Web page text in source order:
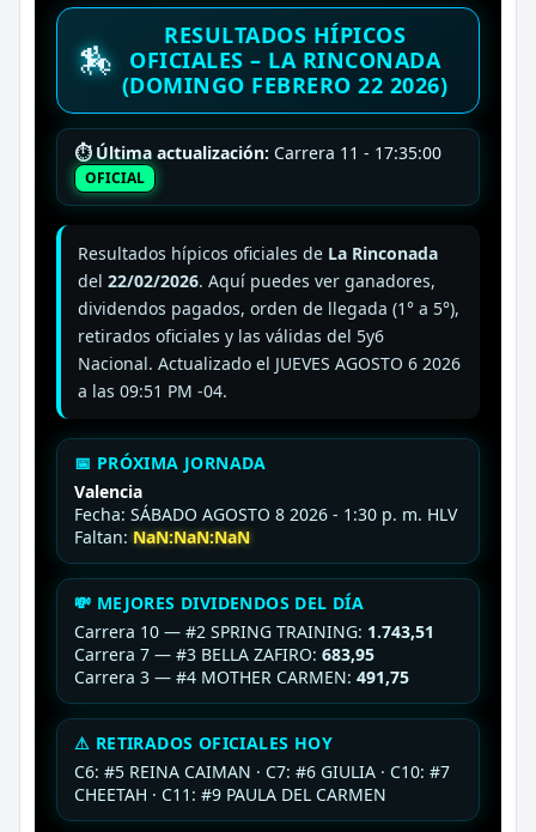
🏇
RESULTADOS HÍPICOS
OFICIALES – LA RINCONADA
(DOMINGO FEBRERO 22 2026)
⏱ Última actualización: Carrera 11 - 17:35:00
OFICIAL
Resultados hípicos oficiales de La Rinconada
del 22/02/2026. Aquí puedes ver ganadores,
dividendos pagados, orden de llegada (1° a 5°),
retirados oficiales y las válidas del 5y6
Nacional. Actualizado el JUEVES AGOSTO 6 2026
a las 09:51 PM -04.
📅 PRÓXIMA JORNADA
Valencia
Fecha: SÁBADO AGOSTO 8 2026 - 1:30 p. m. HLV
Faltan: NaN:NaN:NaN
💸 MEJORES DIVIDENDOS DEL DÍA
Carrera 10 — #2 SPRING TRAINING: 1.743,51
Carrera 7 — #3 BELLA ZAFIRO: 683,95
Carrera 3 — #4 MOTHER CARMEN: 491,75
⚠ RETIRADOS OFICIALES HOY
C6: #5 REINA CAIMAN · C7: #6 GIULIA · C10: #7
CHEETAH · C11: #9 PAULA DEL CARMEN